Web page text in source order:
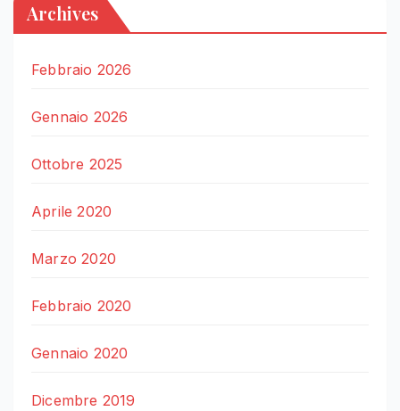
Archives
Febbraio 2026
Gennaio 2026
Ottobre 2025
Aprile 2020
Marzo 2020
Febbraio 2020
Gennaio 2020
Dicembre 2019